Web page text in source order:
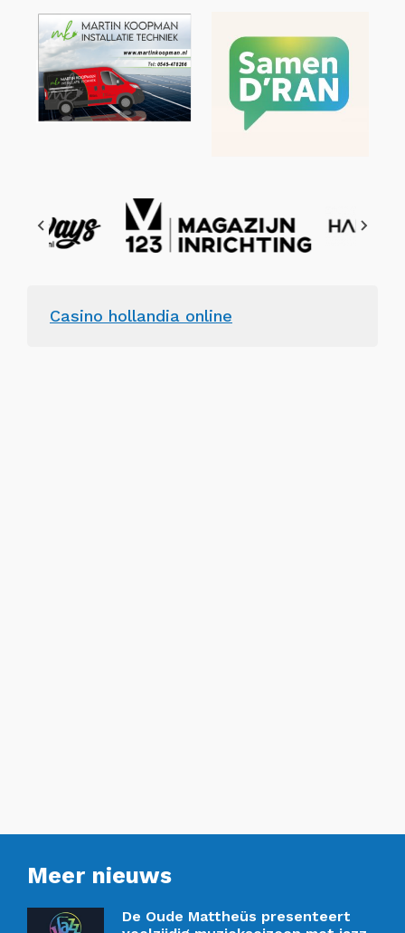
Casino hollandia online
Meer nieuws
De Oude Mattheüs presenteert